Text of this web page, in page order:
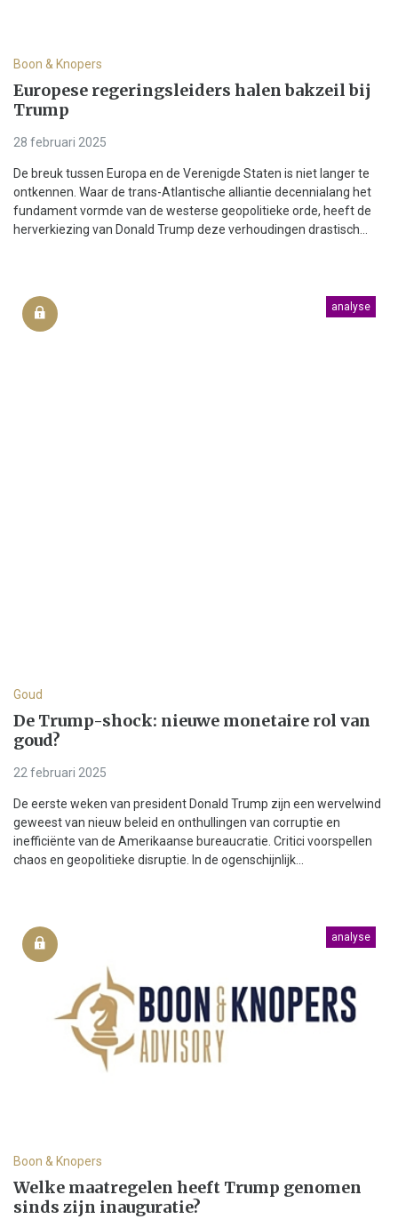
Boon & Knopers
Europese regeringsleiders halen bakzeil bij
Trump
28 februari 2025
De breuk tussen Europa en de Verenigde Staten is niet langer te
ontkennen. Waar de trans-Atlantische alliantie decennialang het
fundament vormde van de westerse geopolitieke orde, heeft de
herverkiezing van Donald Trump deze verhoudingen drastisch...
analyse
Goud
De Trump-shock: nieuwe monetaire rol van
goud?
22 februari 2025
De eerste weken van president Donald Trump zijn een wervelwind
geweest van nieuw beleid en onthullingen van corruptie en
inefficiënte van de Amerikaanse bureaucratie. Critici voorspellen
chaos en geopolitieke disruptie. In de ogenschijnlijk...
analyse
Boon & Knopers
Welke maatregelen heeft Trump genomen
sinds zijn inauguratie?